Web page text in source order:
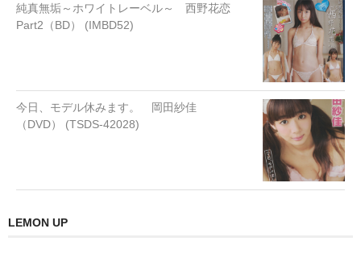
純真無垢～ホワイトレーベル～ 西野花恋
Part2（BD） (IMBD52)
今日、モデル休みます。 岡田紗佳
（DVD） (TSDS-42028)
LEMON UP